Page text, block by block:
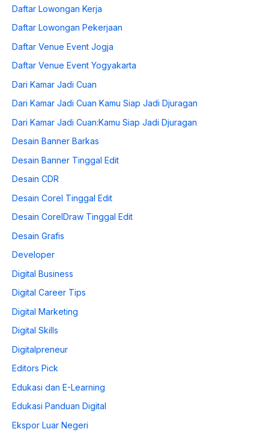
Daftar Lowongan Kerja
Daftar Lowongan Pekerjaan
Daftar Venue Event Jogja
Daftar Venue Event Yogyakarta
Dari Kamar Jadi Cuan
Dari Kamar Jadi Cuan Kamu Siap Jadi Djuragan
Dari Kamar Jadi Cuan:Kamu Siap Jadi Djuragan
Desain Banner Barkas
Desain Banner Tinggal Edit
Desain CDR
Desain Corel Tinggal Edit
Desain CorelDraw Tinggal Edit
Desain Grafis
Developer
Digital Business
Digital Career Tips
Digital Marketing
Digital Skills
Digitalpreneur
Editors Pick
Edukasi dan E-Learning
Edukasi Panduan Digital
Ekspor Luar Negeri